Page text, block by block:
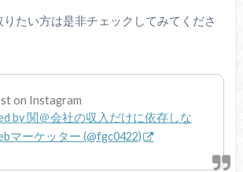
たい方は是非チェックしてみてくださ
on Instagram
by 関＠会社の収入だけに依存しな
マーケッター (@fgc0422)